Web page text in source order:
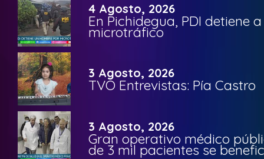
4 Agosto, 2026
En Pichidegua, PDI detiene
microtráfico
3 Agosto, 2026
TVO Entrevistas: Pía Castro
3 Agosto, 2026
Gran operativo médico
de 3 mil pacientes se